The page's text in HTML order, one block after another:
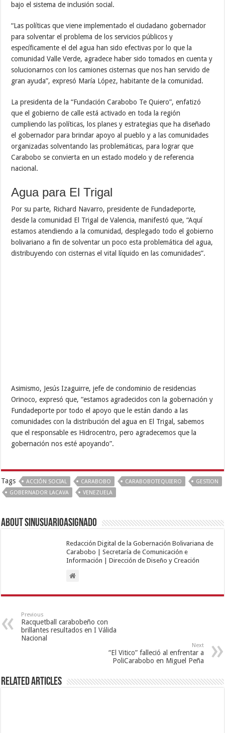
bajo el sistema de inclusión social.
“Las políticas que viene implementado el ciudadano gobernador
para solventar el problema de los servicios públicos y
específicamente el del agua han sido efectivas por lo que la
comunidad Valle Verde, agradece haber sido tomados en cuenta y
solucionarnos con los camiones cisternas que nos han servido de
gran ayuda”, expresó María López, habitante de la comunidad.
La presidenta de la “Fundación Carabobo Te Quiero”, enfatizó
que el gobierno de calle está activado en toda la región
cumpliendo las políticas, los planes y estrategias que ha diseñado
el gobernador para brindar apoyo al pueblo y a las comunidades
organizadas solventando las problemáticas, para lograr que
Carabobo se convierta en un estado modelo y de referencia
nacional.
Agua para El Trigal
Por su parte, Richard Navarro, presidente de Fundadeporte,
desde la comunidad El Trigal de Valencia, manifestó que, “Aquí
estamos atendiendo a la comunidad, desplegado todo el gobierno
bolivariano a fin de solventar un poco esta problemática del agua,
distribuyendo con cisternas el vital líquido en las comunidades”.
Asimismo, Jesús Izaguirre, jefe de condominio de residencias
Orinoco, expresó que, “estamos agradecidos con la gobernación y
Fundadeporte por todo el apoyo que le están dando a las
comunidades con la distribución del agua en El Trigal, sabemos
que el responsable es Hidrocentro, pero agradecemos que la
gobernación nos esté apoyando”.
Tags ACCIÓN SOCIAL CARABOBO CARABOBOTEQUIERO
GESTION
GOBERNADOR LACAVA
VENEZUELA
About sinusuarioasignado
Redacción Digital de la Gobernación Bolivariana de
Carabobo | Secretaría de Comunicación e
Información | Dirección de Diseño y Creación
Previous
Racquetball carabobeño con
brillantes resultados en I Válida
Nacional
Next
“El Vitico” falleció al enfrentar a
PoliCarabobo en Miguel Peña
Related Articles